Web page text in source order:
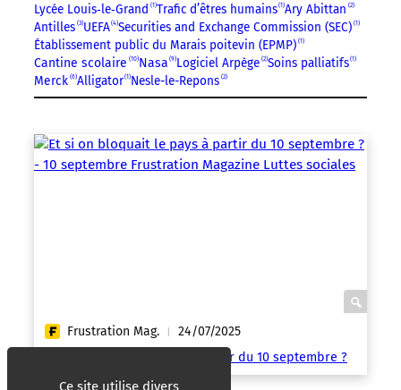
Lycée Louis‑le‑Grand 1 Trafic d’êtres humains 1 Ary Abittan 2
Antilles 3 UEFA 4 Securities and Exchange Commission (SEC) 1
Établissement public du Marais poitevin (EPMP) 1
Cantine scolaire 10 Nasa 9 Logiciel Arpège 2 Soins palliatifs 1
Merck 6 Alligator 1 Nesle-le-Repons 2
Frustration Mag. | 24/07/2025
Et si on bloquait le pays à partir du 10 septembre ?
Ce site utilise divers